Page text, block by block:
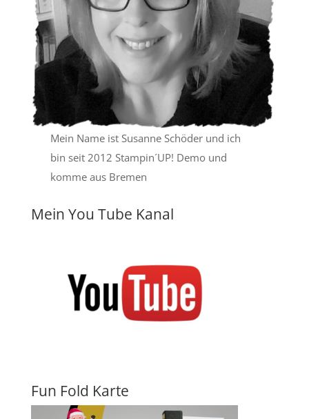
Mein Name ist Susanne Schöder und ich
bin seit 2012 Stampin´UP! Demo und
komme aus Bremen
Mein You Tube Kanal
Fun Fold Karte